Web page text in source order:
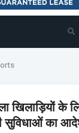
खिलाड़ियों के
का